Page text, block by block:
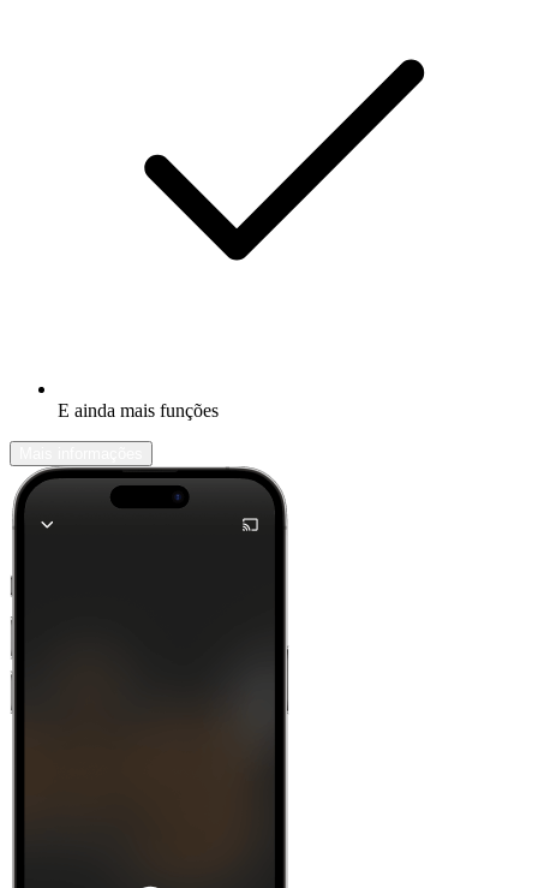
E ainda mais funções